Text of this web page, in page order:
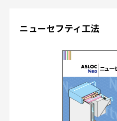
ニューセフティ工法